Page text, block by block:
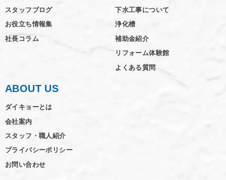
スタッフブログ
お役立ち情報集
社長コラム
下水工事について
浄化槽
補助金紹介
リフォーム体験館
よくある質問
ABOUT US
ダイキョーとは
会社案内
スタッフ・職人紹介
プライバシーポリシー
お問い合わせ